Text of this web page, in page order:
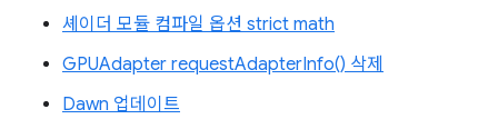
셰이더 모듈 컴파일 옵션 strict math
GPUAdapter requestAdapterInfo() 삭제
Dawn 업데이트